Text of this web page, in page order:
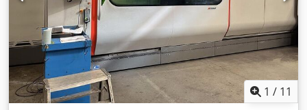
inoxidable/aluminio: 25 mm/25 mm/15 mm, peso: aprox.
1.800 kg, horas láser: 10.275 h. Documentación disponible.
Se puede realizar una inspección in situ. Dcodpfoy D Trnox
Ahljk
1 / 11